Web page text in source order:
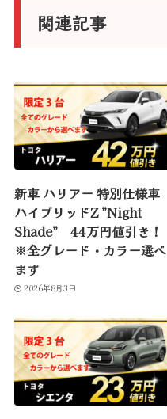
:
関連記事
新車 ハリアー 特別仕様車
ハイブリッドZ ”Night
Shade” 44万円値引き！
※全グレード・カラー選べ
ます
2026年8月3日